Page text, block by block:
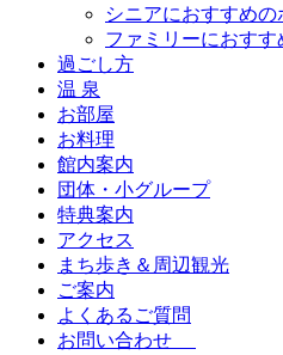
シニアにおすすめの
ファミリーにおすす
過ごし方
温 泉
お部屋
お料理
館内案内
団体・小グループ
特典案内
アクセス
まち歩き＆周辺観光
ご案内
よくあるご質問
お問い合わせ